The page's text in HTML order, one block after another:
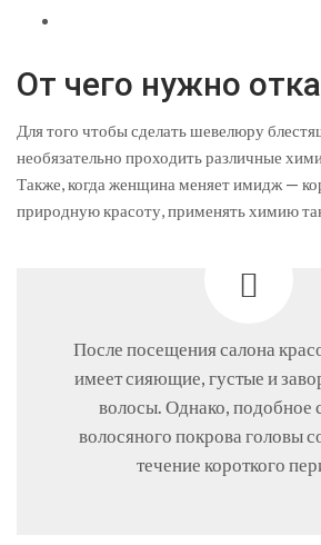
От чего нужно
Для того чтобы сделать шевелюру
необязательно проходить различные
Также, когда женщина меняет имидж —
природную красоту, применять химию
После посещения салона
имеет сияющие, густые и
волосы. Однако, подобное
волосяного покрова головы
течение короткого